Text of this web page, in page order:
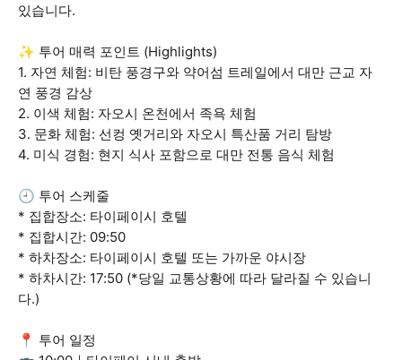
있습니다.
✨ 투어 매력 포인트 (Highlights)
1. 자연 체험: 비탄 풍경구와 약어섬 트레일에서 대만 근교 자
연 풍경 감상
2. 이색 체험: 자오시 온천에서 족욕 체험
3. 문화 체험: 선컹 옛거리와 자오시 특산품 거리 탐방
4. 미식 경험: 현지 식사 포함으로 대만 전통 음식 체험
🕘 투어 스케줄
* 집합장소: 타이페이시 호텔
* 집합시간: 09:50
* 하차장소: 타이페이시 호텔 또는 가까운 야시장
* 하차시간: 17:50 (*당일 교통상황에 따라 달라질 수 있습니
다.)
📍 투어 일정